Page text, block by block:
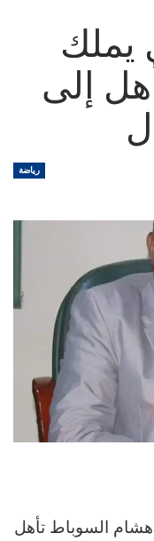
يملك
إلى
رياضة
هشام السوباط تأهل